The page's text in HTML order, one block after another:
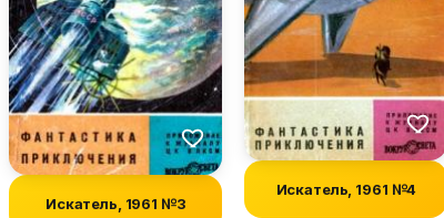
Искатель, 1961 №3
Искатель, 1961 №4